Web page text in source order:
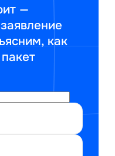
—
как